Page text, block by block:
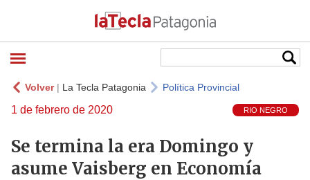
Volver| La Tecla Patagonia Política Provincial
1 de febrero de 2020 RIO NEGRO
Se termina la era Domingo y
asume Vaisberg en Economía